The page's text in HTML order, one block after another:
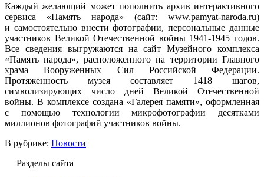
Каждый желающий может пополнить архив интерактивного
сервиса «Память народа» (сайт: www.pamyat-naroda.ru)
и самостоятельно внести фотографии, персональные данные
участников Великой Отечественной войны 1941-1945 годов.
Все сведения выгружаются на сайт Музейного комплекса
«Память народа», расположенного на территории Главного
храма Вооруженных Сил Российской Федерации.
Протяженность музея составляет 1418 шагов,
символизирующих число дней Великой Отечественной
войны. В комплексе создана «Галерея памяти», оформленная
с помощью технологии микрофотографии десятками
миллионов фотографий участников войны.
В рубрике: Новости
Разделы сайта